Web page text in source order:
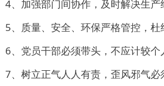
4、加强部门间协作，及时解决生产
5、质量、安全、环保严格管控，杜
6、党员干部必须带头，不应计较个
7、树立正气人人有责，歪风邪气必